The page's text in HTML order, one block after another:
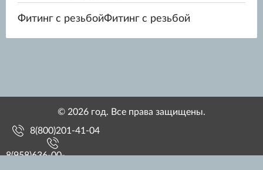
Фитинг с резьбойФитинг с резьбой
© 2026 год. Все права защищены.
8(800)201-41-04
8(958)636-00-